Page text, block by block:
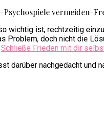
wichtig ist, rechtzeitig
Problem, doch nicht die
Schließe Frieden mit dir
darüber nachgedacht und